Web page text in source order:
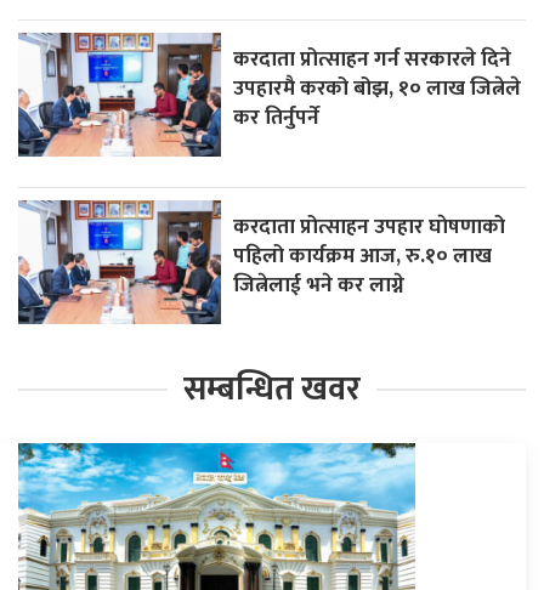
करदाता प्रोत्साहन गर्न सरकारले दिने
उपहारमै करको बोझ, १० लाख जित्नेले
कर तिर्नुपर्ने
करदाता प्रोत्साहन उपहार घाेषणाको
पहिलो कार्यक्रम आज, रु.१० लाख
जित्नेलाई भने कर लाग्ने
सम्बन्धित खवर